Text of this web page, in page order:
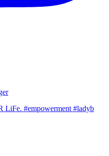
#empowerment #ladyb